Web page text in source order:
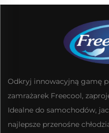
Odkryj innowacyjną gamę
zamrażarek Freecool,
Idealne do samochodów,
najlepsze przenośne